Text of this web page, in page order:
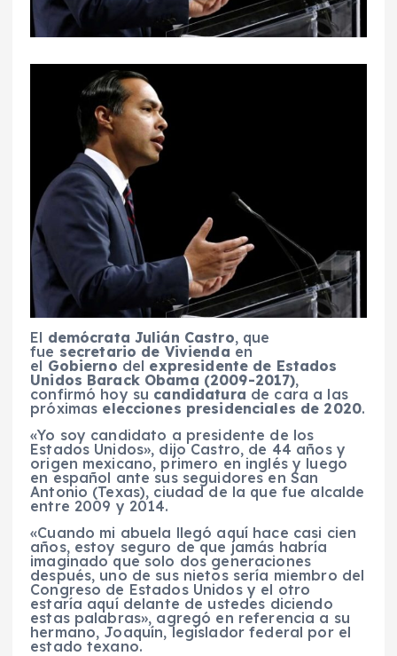
El demócrata Julián Castro, que
fue secretario de Vivienda en
el Gobierno del expresidente de Estados
Unidos Barack Obama (2009-2017),
confirmó hoy su candidatura de cara a las
próximas elecciones presidenciales de 2020.
«Yo soy candidato a presidente de los
Estados Unidos», dijo Castro, de 44 años y
origen mexicano, primero en inglés y luego
en español ante sus seguidores en San
Antonio (Texas), ciudad de la que fue alcalde
entre 2009 y 2014.
«Cuando mi abuela llegó aquí hace casi cien
años, estoy seguro de que jamás habría
imaginado que solo dos generaciones
después, uno de sus nietos sería miembro del
Congreso de Estados Unidos y el otro
estaría aquí delante de ustedes diciendo
estas palabras», agregó en referencia a su
hermano, Joaquín, legislador federal por el
estado texano.